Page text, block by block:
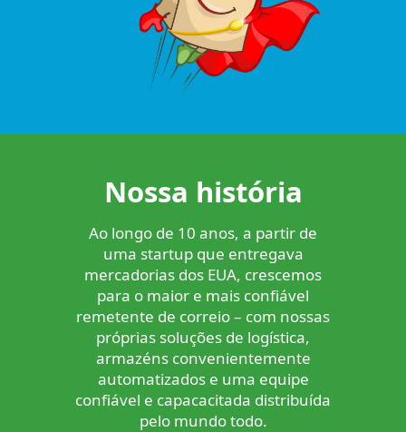
Nossa história
Ao longo de 10 anos, a partir de
uma startup que entregava
mercadorias dos EUA, crescemos
para o maior e mais confiável
remetente de correio – com nossas
próprias soluções de logística,
armazéns convenientemente
automatizados e uma equipe
confiável e capacacitada distribuída
pelo mundo todo.